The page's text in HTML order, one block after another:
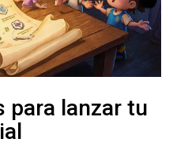
para lanzar tu